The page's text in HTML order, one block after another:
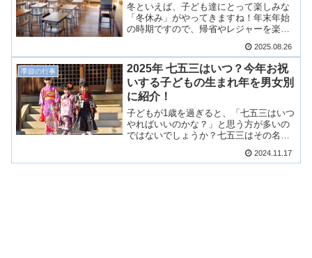
冬といえば、子ども達にとって楽しみな
「冬休み」がやってきますね！年末年始
の時期ですので、帰省やレジャーを楽し
年から2026年にかけての冬休みはいつな
のでしょう？都道府県別に、小学校・中
学校・高校・大学・社会人にわけて調査
しましたので、ご紹介します！
2025.08.26
季節の行事
2025年 七五三はいつ？今年お祝
いする子どもの生まれ年を男女別
に紹介！
子どもが1歳を過ぎると、「七五三はいつ
やればいいのかな？」と思う方が多いの
ではないでしょうか？七五三はその名の
ですが、男の子と女の子とではお祝いす
2024.11.17